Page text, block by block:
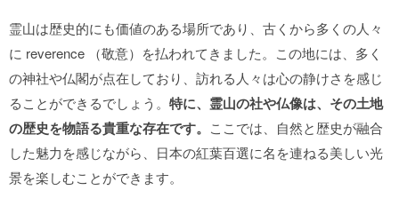
霊山は歴史的にも価値のある場所であり、古くから多くの人々
に reverence （敬意）を払われてきました。この地には、多く
の神社や仏閣が点在しており、訪れる人々は心の静けさを感じ
ることができるでしょう。 特に、霊山の社や仏像は、その土地
の歴史を物語る貴重な存在です。 ここでは、自然と歴史が融合
した魅力を感じながら、日本の紅葉百選に名を連ねる美しい光
景を楽しむことができます。